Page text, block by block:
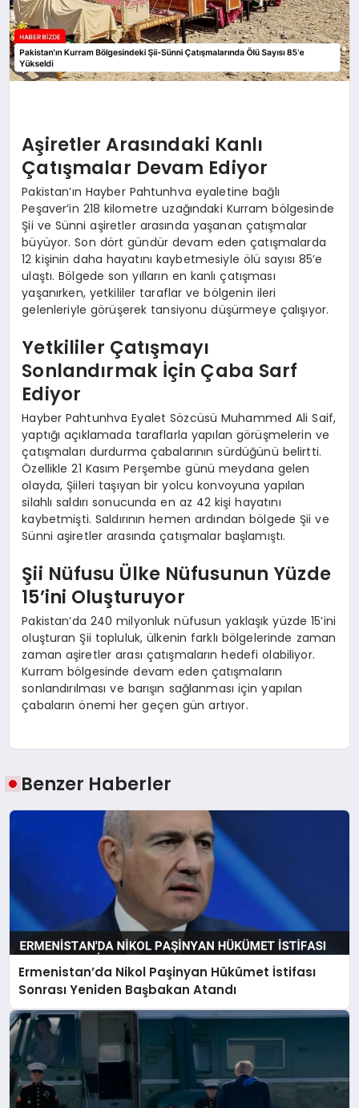
Aşiretler Arasındaki Kanlı
Çatışmalar Devam Ediyor
Pakistan’ın Hayber Pahtunhva eyaletine bağlı
Peşaver’in 218 kilometre uzağındaki Kurram bölgesinde
Şii ve Sünni aşiretler arasında yaşanan çatışmalar
büyüyor. Son dört gündür devam eden çatışmalarda
12 kişinin daha hayatını kaybetmesiyle ölü sayısı 85’e
ulaştı. Bölgede son yılların en kanlı çatışması
yaşanırken, yetkililer taraflar ve bölgenin ileri
gelenleriyle görüşerek tansiyonu düşürmeye çalışıyor.
Yetkililer Çatışmayı
Sonlandırmak İçin Çaba Sarf
Ediyor
Hayber Pahtunhva Eyalet Sözcüsü Muhammed Ali Saif,
yaptığı açıklamada taraflarla yapılan görüşmelerin ve
çatışmaları durdurma çabalarının sürdüğünü belirtti.
Özellikle 21 Kasım Perşembe günü meydana gelen
olayda, Şiileri taşıyan bir yolcu konvoyuna yapılan
silahlı saldırı sonucunda en az 42 kişi hayatını
kaybetmişti. Saldırının hemen ardından bölgede Şii ve
Sünni aşiretler arasında çatışmalar başlamıştı.
Şii Nüfusu Ülke Nüfusunun Yüzde
15’ini Oluşturuyor
Pakistan’da 240 milyonluk nüfusun yaklaşık yüzde 15’ini
oluşturan Şii topluluk, ülkenin farklı bölgelerinde zaman
zaman aşiretler arası çatışmaların hedefi olabiliyor.
Kurram bölgesinde devam eden çatışmaların
sonlandırılması ve barışın sağlanması için yapılan
çabaların önemi her geçen gün artıyor.
Benzer Haberler
Ermenistan’da Nikol Paşinyan Hükümet İstifası
Sonrası Yeniden Başbakan Atandı